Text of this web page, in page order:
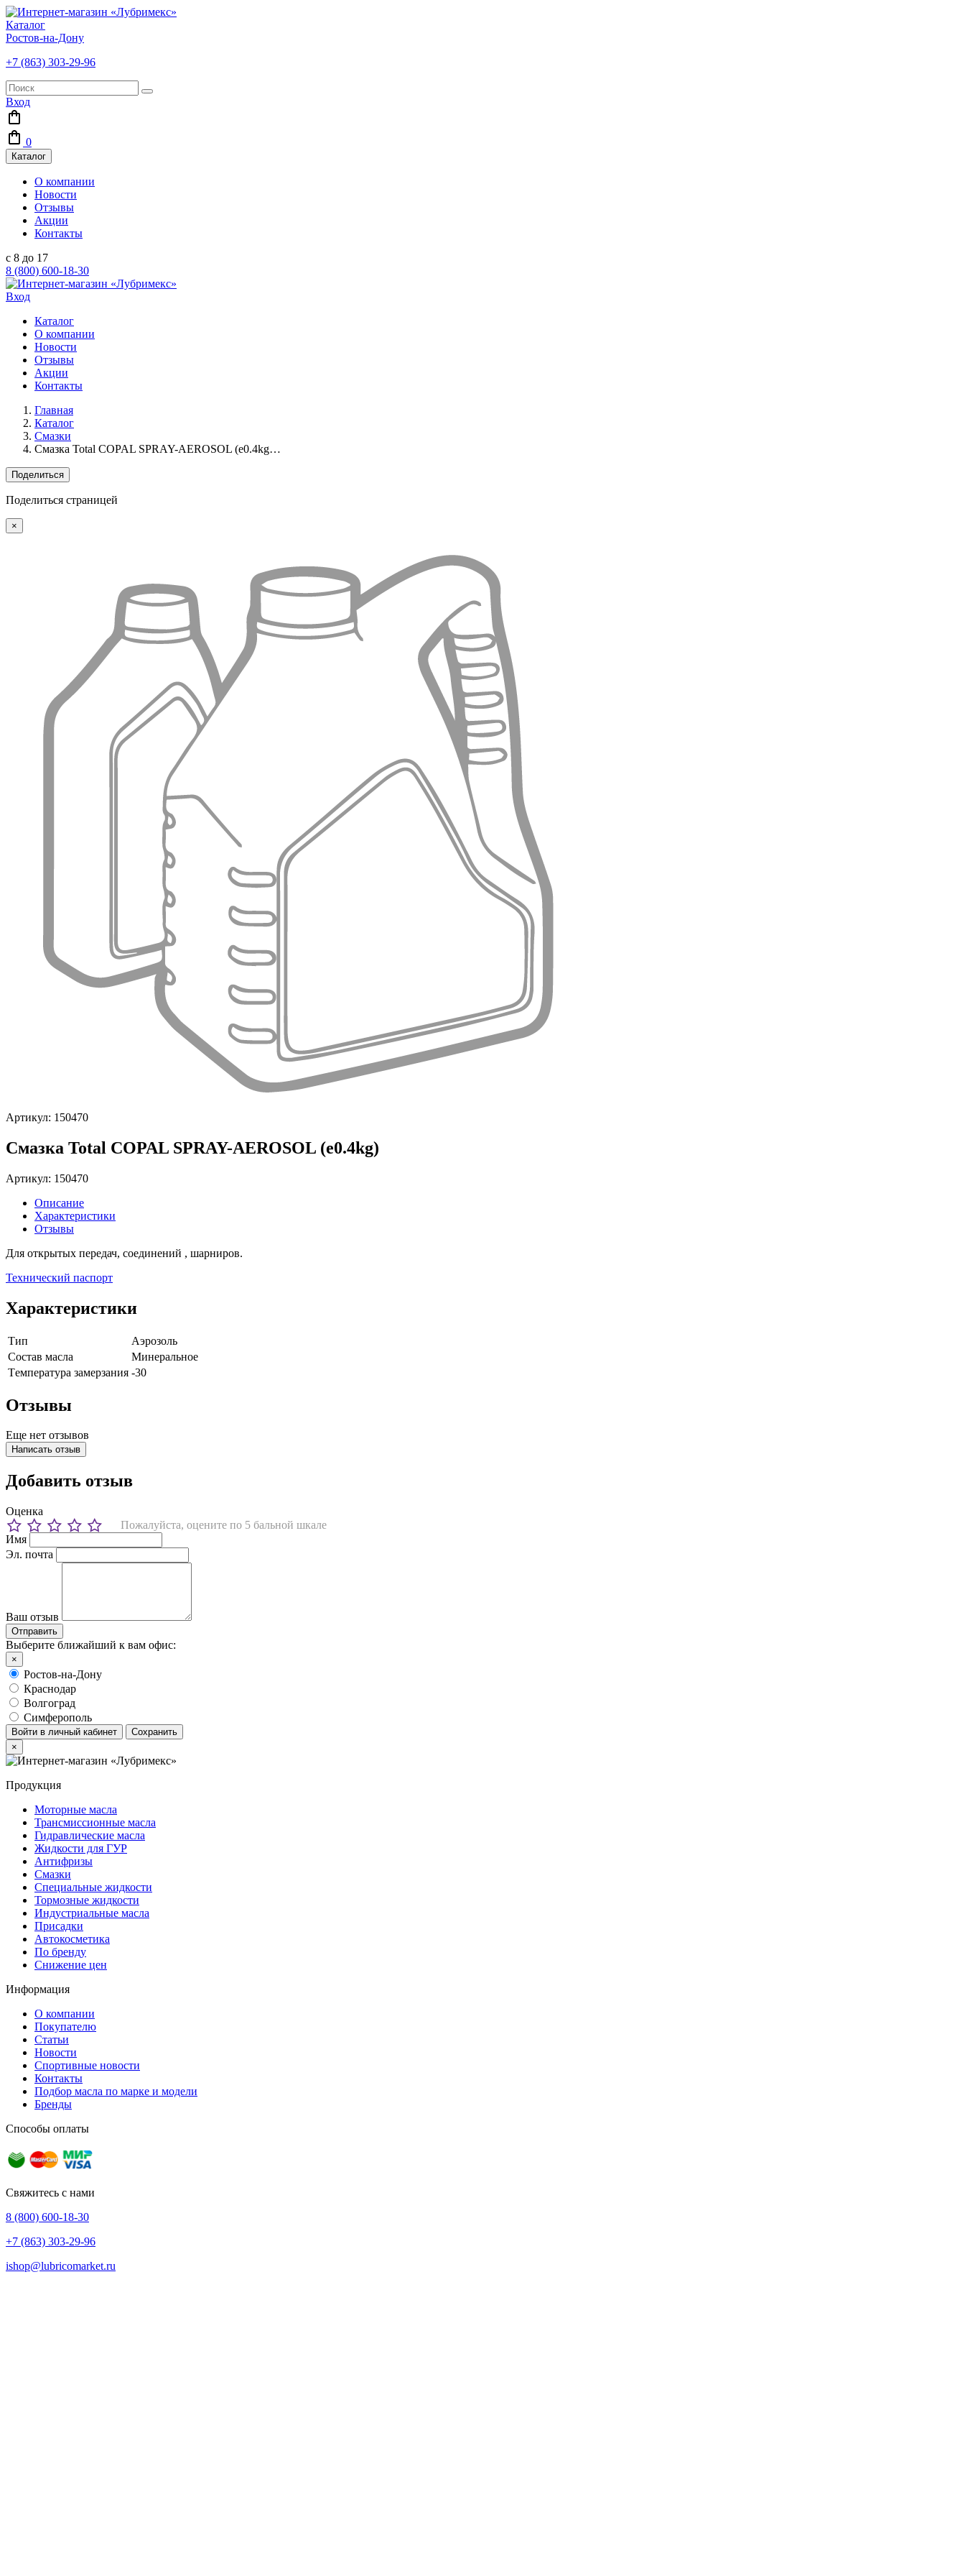
Каталог
Ростов-на-Дону
+7 (863) 303-29-96
Вход
0
Каталог
О компании
Новости
Отзывы
Акции
Контакты
с 8 до 17
8 (800) 600-18-30
Вход
Каталог
О компании
Новости
Отзывы
Акции
Контакты
Главная
Каталог
Смазки
Смазка Total COPAL SPRAY-AEROSOL (e0.4kg…
Поделиться
Поделиться страницей
×
Артикул: 150470
Смазка Total COPAL SPRAY-AEROSOL (e0.4kg)
Артикул: 150470
Описание
Характеристики
Отзывы
Для открытых передач, соединений , шарниров.
Технический паспорт
Характеристики
Тип
Аэрозоль
Состав масла
Минеральное
Tемпература замерзания -30
Отзывы
Еще нет отзывов
Написать отзыв
Добавить отзыв
Оценка
Пожалуйста, оцените по 5 бальной шкале
Имя
Эл. почта
Ваш отзыв
Выберите ближайший к вам офис:
×
Ростов-на-Дону
Краснодар
Волгоград
Симферополь
Войти в личный кабинет
Сохранить
×
Продукция
Моторные масла
Трансмиссионные масла
Гидравлические масла
Жидкости для ГУР
Антифризы
Смазки
Специальные жидкости
Тормозные жидкости
Индустриальные масла
Присадки
Автокосметика
По бренду
Снижение цен
Информация
О компании
Покупателю
Статьи
Новости
Спортивные новости
Контакты
Подбор масла по марке и модели
Бренды
Способы оплаты
Свяжитесь с нами
8 (800) 600-18-30
+7 (863) 303-29-96
ishop@lubricomarket.ru